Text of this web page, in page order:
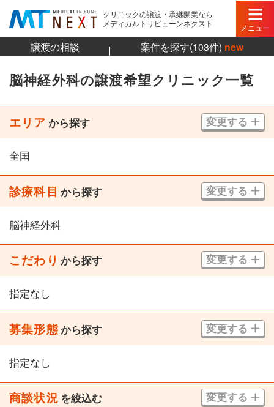
クリニックの譲渡・承継開業なら
メディカルトリビューンネクスト
メニュー
譲渡の相談 案件を探す(103件) new
脳神経外科の譲渡希望クリニック一覧
エリア から探す 変更する
全国
診療科目 から探す 変更する
脳神経外科
こだわり から探す 変更する
指定なし
募集形態から探す 変更する
指定なし
商談状況 を絞込む 変更する